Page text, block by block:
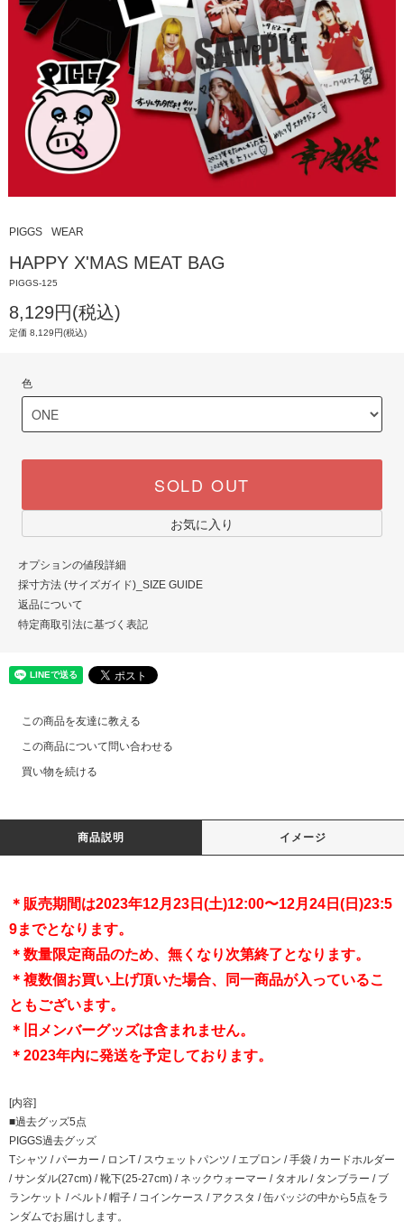
PIGGS WEAR
HAPPY X'MAS MEAT BAG
PIGGS-125
8,129円(税込)
定価 8,129円(税込)
色
SOLD OUT
お気に入り
オプションの値段詳細
採寸方法 (サイズガイド)_SIZE GUIDE
返品について
特定商取引法に基づく表記
この商品を友達に教える
この商品について問い合わせる
買い物を続ける
商品説明 イメージ
＊販売期間は2023年12月23日(土)12:00〜12月24日(日)23:5
9までとなります。
＊数量限定商品のため、無くなり次第終了となります。
＊複数個お買い上げ頂いた場合、同一商品が入っているこ
ともございます。
＊旧メンバーグッズは含まれません。
＊2023年内に発送を予定しております。
[内容]
■過去グッズ5点
PIGGS過去グッズ
Tシャツ / パーカー / ロンT / スウェットパンツ / エプロン / 手袋 / カードホルダー
/ サンダル(27cm) / 靴下(25-27cm) / ネックウォーマー / タオル / タンブラー / ブ
ランケット / ベルト/ 帽子 / コインケース / アクスタ / 缶バッジの中から5点をラ
ンダムでお届けします。